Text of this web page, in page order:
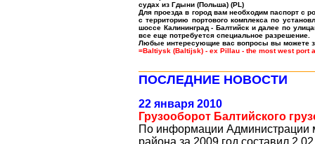
судах из Гдыни (Польша) (PL)
Для проезда в город вам необходим паспорт с
с территорию портового комплекса по
шоссе Калининград - Балтийск и далее по
все еще потребуется специальное разрешение.
Любые интересующие вас вопросы вы можете
=Baltiysk (Baltijsk) - ex Pillau - the most west port
ПОСЛЕДНИЕ НОВОСТИ
22 января 2010
Грузооборот Балтийского
По информации Администрации
района за 2009 год составил